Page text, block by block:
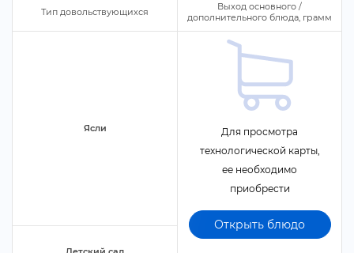
Тип довольствующихся
ыход основного /
дополнительного блюда, грамм
Ясли
Для просмотра
технологической карты,
ее необходимо
приобрести
Открыть блюдо